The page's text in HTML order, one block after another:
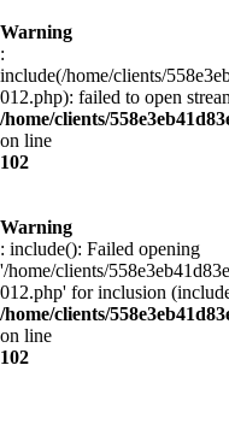
Warning
:
include(/home/clients/
012.php): failed to open
/home/clients/
on line
102
Warning
: include(): Failed opening
'/home/clients/
012.php' for inclusion
/home/clients/
on line
102